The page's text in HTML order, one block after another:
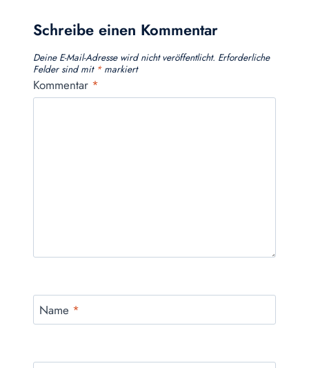
Schreibe einen Kommentar
Deine E-Mail-Adresse wird nicht veröffentlicht. Erforderliche
Felder sind mit *markiert
Kommentar *
Name *